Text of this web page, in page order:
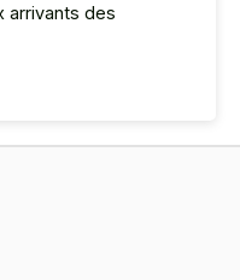
arrivants des